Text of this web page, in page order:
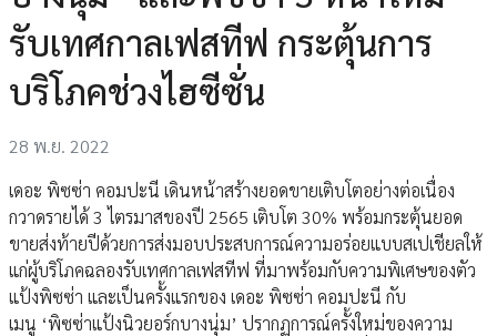
รับเทศกาลเฟสทีฟ กระตุ้นการ
บริโภคช่วงไฮซีซั่น
28 พ.ย. 2022
เดอะ พิซซ่า คอมปะนี เดินหน้าสร้างยอดขายเติบโตอย่างต่อเนื่อง
กวาดรายได้ 3 ไตรมาสของปี 2565 เติบโต 30% พร้อมกระตุ้นยอด
ขายส่งท้ายปีด้วยการส่งมอบประสบการณ์ความอร่อยแบบสเปเชียลให้
แก่ผู้บริโภคฉลองรับเทศกาลเฟสทีฟ ที่มาพร้อมกับความพิเศษของตัว
แป้งพิซซ่า และเป็นครั้งแรกของ เดอะ พิซซ่า คอมปะนี กับ
เมนู ‘พิซซ่าแป้งนิวยอร์กบางนุ่ม’ ปรากฏการณ์ครั้งใหม่ของความ